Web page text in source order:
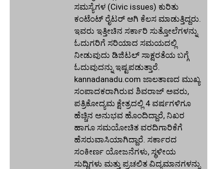
ಸಮಸ್ಯೆಗಳ (Civic issues) ಕುರಿತು
ಕಂಟೆಂಟ್ ರೈಟರ್ ಆಗಿ ಕೆಲಸ ಮಾಡುತ್ತಿದ್ದರು.
ಇವರು ಇತ್ತೀಚಿನ ಸರ್ಕಾರಿ ಸುತ್ತೋಲೆಗಳನ್ನು
ಓದುಗರಿಗೆ ಸರಿಯಾದ ಸಮಯದಲ್ಲಿ
ನೀಡುವುದು ಡಿಜಿಟಲ್ ಸಾಕ್ಷರತೆಯ ಬಗ್ಗೆ
ಓದುವುದನ್ನು ಇಷ್ಟಪಡುತ್ತಾರೆ.
kannadanadu.com ಜಾಲತಾಣದ ಮುಖ್ಯ
ಸಂಪಾದಕರಾಗಿರುವ ಶಿವರಾಜ್ ಅವರು,
ಪತ್ರಿಕೋದ್ಯಮ ಕ್ಷೇತ್ರದಲ್ಲಿ 4 ವರ್ಷಗಳಿಗೂ
ಹೆಚ್ಚಿನ ಅನುಭವ ಹೊಂದಿದ್ದಾರೆ, ನಿಖರ
ಹಾಗೂ ಸಮಯೋಚಿತ ವರದಿಗಾರಿಕೆಗೆ
ಹೆಸರುವಾಸಿಯಾಗಿದ್ದಾರೆ. ಸರ್ಕಾರದ
ಸಂಕೀರ್ಣ ಯೋಜನೆಗಳು, ಸ್ಥಳೀಯ
ಸುದ್ದಿಗಳು ಮತ್ತು ಪ್ರಚಲಿತ ವಿದ್ಯಮಾನಗಳನ್ನು